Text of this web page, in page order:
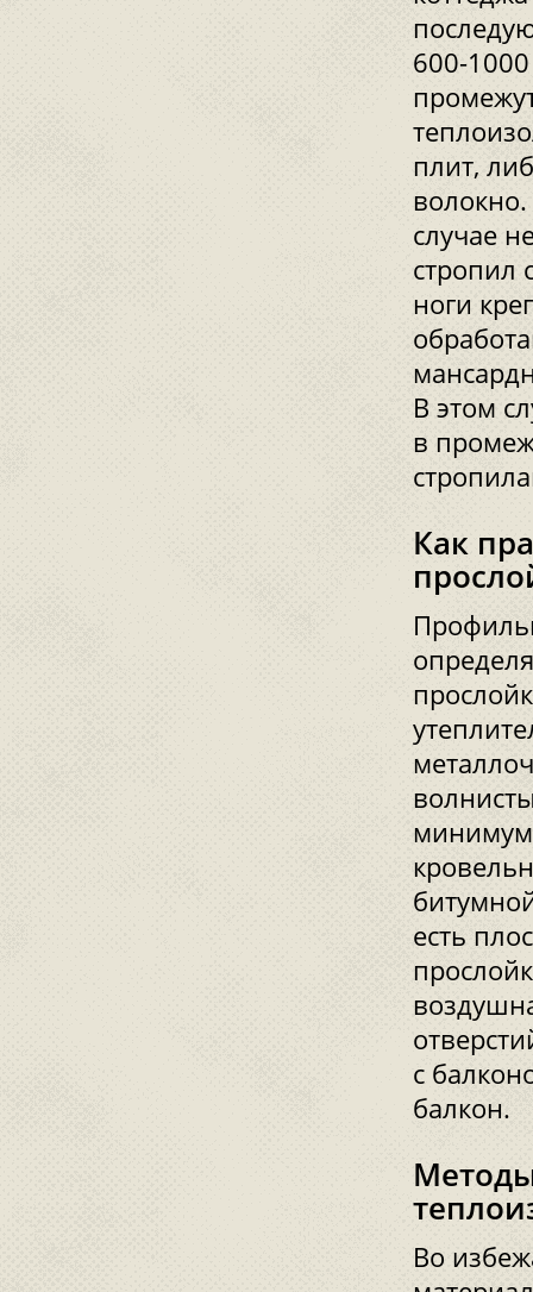
600-
плит,
случае
стропил
ноги
В этом
в
Как
есть
с
балкон.
Во